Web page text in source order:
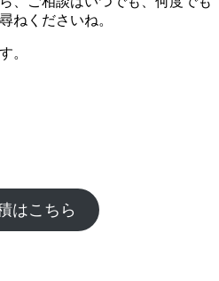
ねくださいね。
。
はこちら